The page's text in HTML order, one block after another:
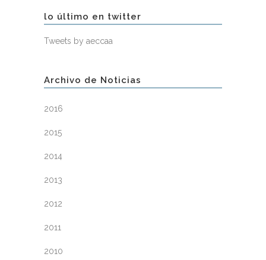
lo último en twitter
Tweets by aeccaa
Archivo de Noticias
2016
2015
2014
2013
2012
2011
2010